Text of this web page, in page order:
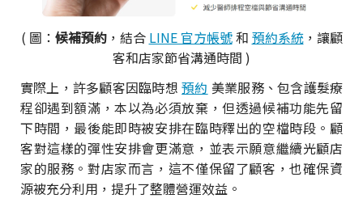
( 圖： 候補預約，結合 LINE 官方帳號和 預約系統，讓顧
客和店家節省溝通時間 )
實際上，許多顧客因臨時想預約 美業服務、包含護髮療
程卻遇到額滿，本以為必須放棄，但透過候補功能先留
下時間，最後能即時被安排在臨時釋出的空檔時段。顧
客對這樣的彈性安排會更滿意，並表示願意繼續光顧店
家的服務。對店家而言，這不僅保留了顧客，也確保資
源被充分利用，提升了整體營運效益。